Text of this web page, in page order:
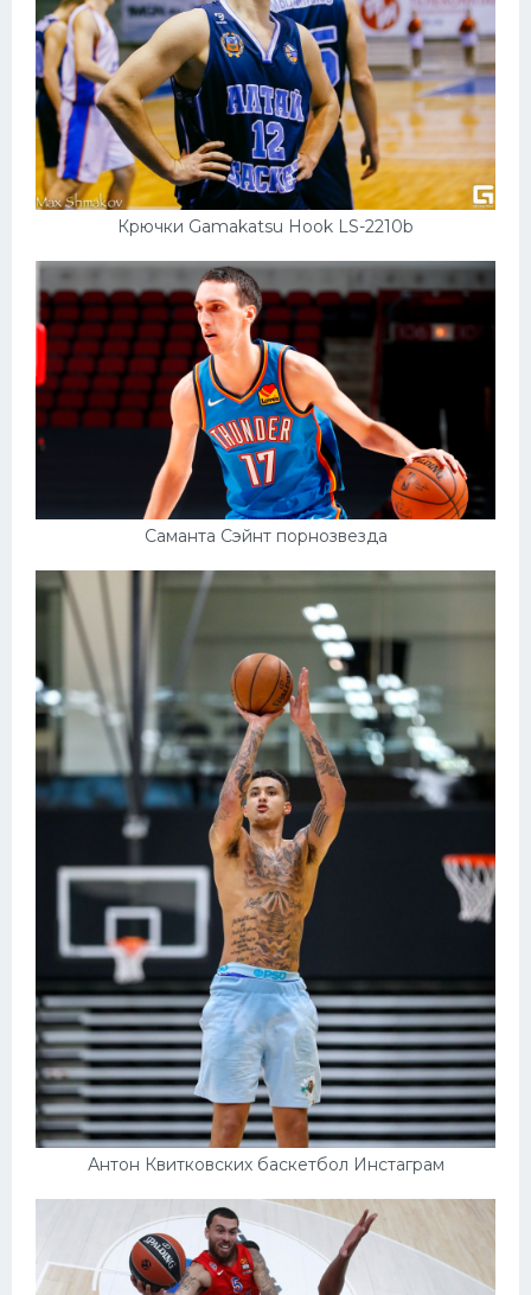
Крючки Gamakatsu Hook LS-2210b
Саманта Сэйнт порнозвезда
Антон Квитковских баскетбол Инстаграм